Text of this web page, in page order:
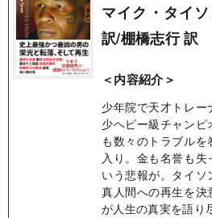
マイク・タイ
訳/棚橋志行 訳
＜内容紹介＞
少年院で天才トレ
少ヘビー級チャン
も数々のトラブル
入り。金も名誉も
いう悲報が。タイ
真人間への再生を決
が人生の真実を語り